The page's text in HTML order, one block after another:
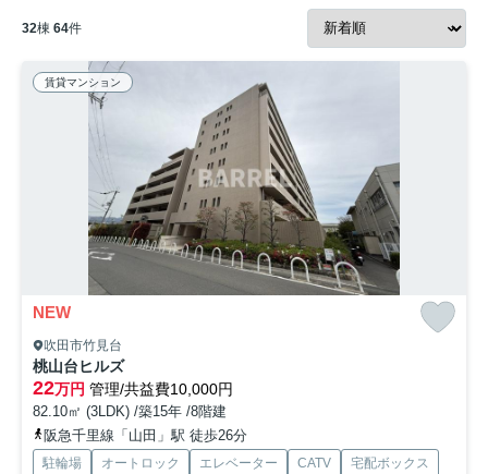
32棟 64件
賃貸マンション
NEW
吹田市竹見台
桃山台ヒルズ
22万円 管理/共益費10,000円
82.10㎡ (3LDK) /築15年 /8階建
阪急千里線「山田」駅 徒歩26分
駐輪場 オートロック エレベーター CATV
宅配ボックス